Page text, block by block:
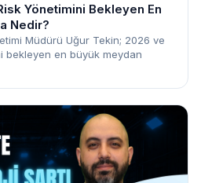
Yönetimini Bekleyen En
Nedir?
Müdürü Uğur Tekin; 2026 ve
bekleyen en büyük meydan